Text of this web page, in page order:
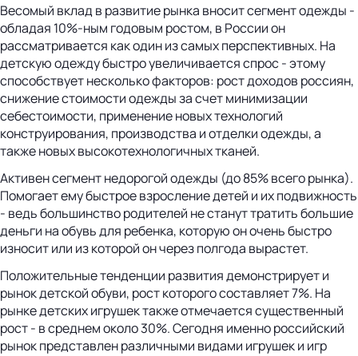
Весомый вклад в развитие рынка вносит сегмент одежды -
обладая 10%-ным годовым ростом, в России он
рассматривается как один из самых перспективных. На
детскую одежду быстро увеличивается спрос - этому
способствует несколько факторов: рост доходов россиян,
снижение стоимости одежды за счет минимизации
себестоимости, применение новых технологий
конструирования, производства и отделки одежды, а
также новых высокотехнологичных тканей.
Активен сегмент недорогой одежды (до 85% всего рынка).
Помогает ему быстрое взросление детей и их подвижность
- ведь большинство родителей не станут тратить большие
деньги на обувь для ребенка, которую он очень быстро
износит или из которой он через полгода вырастет.
Положительные тенденции развития демонстрирует и
рынок детской обуви, рост которого составляет 7%. На
рынке детских игрушек также отмечается существенный
рост - в среднем около 30%. Сегодня именно российский
рынок представлен различными видами игрушек и игр